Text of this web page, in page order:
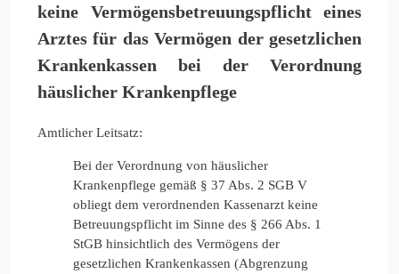
keine Vermögensbetreuungspflicht eines
Arztes für das Vermögen der gesetzlichen
Krankenkassen bei der Verordnung
häuslicher Krankenpflege
Amtlicher Leitsatz:
Bei der Verordnung von häuslicher
Krankenpflege gemäß § 37 Abs. 2 SGB V
obliegt dem verordnenden Kassenarzt keine
Betreuungspflicht im Sinne des § 266 Abs. 1
StGB hinsichtlich des Vermögens der
gesetzlichen Krankenkassen (Abgrenzung